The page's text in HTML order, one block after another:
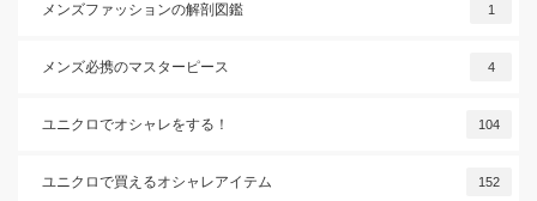
メンズファッションの解剖図鑑 1
メンズ必携のマスターピース 4
ユニクロでオシャレをする！ 104
ユニクロで買えるオシャレアイテム 152